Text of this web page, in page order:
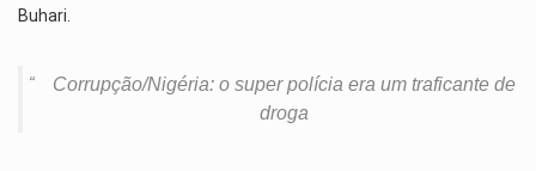
Buhari.
Corrupção/Nigéria: o super polícia era um traficante de
droga